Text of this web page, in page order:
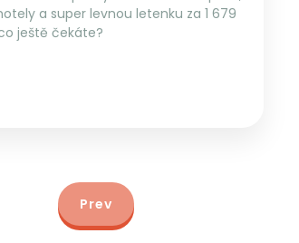
a super levnou letenku za 1 679
ještě čekáte?
Prev